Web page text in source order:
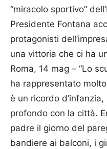
“miracolo sportivo” dell’
Presidente Fontana
protagonisti
una vittoria che ci ha
Roma, 14 mag – “Lo
ha rappresentato
è un ricordo
profondo con la città.
padre il giorno del
bandiere ai balconi, i